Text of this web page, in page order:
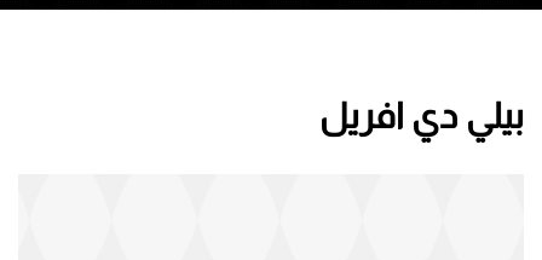
بيلي دي افريل